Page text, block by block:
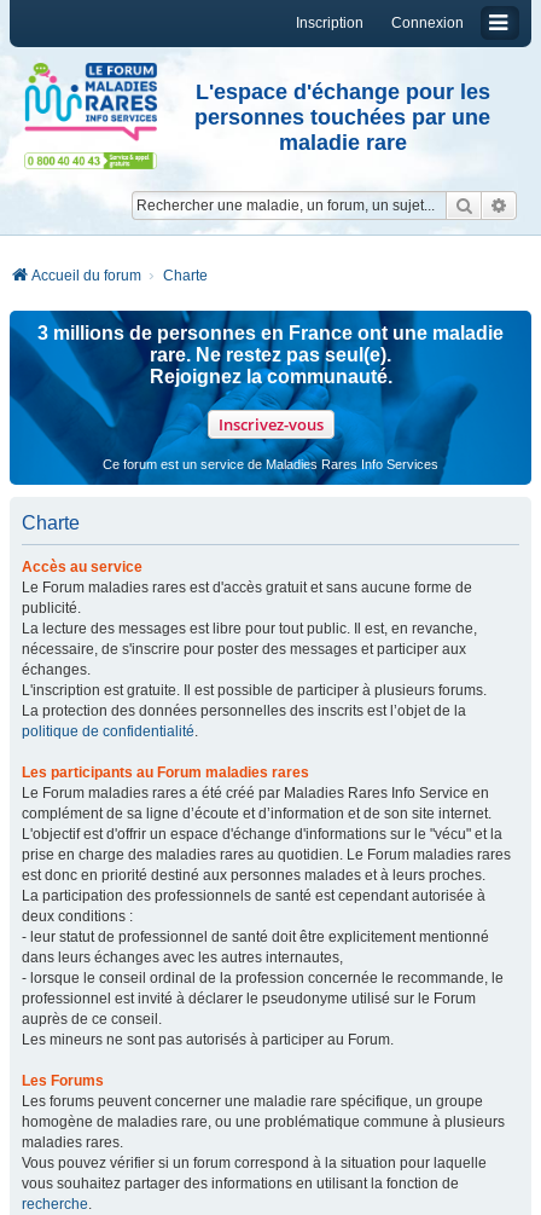
Connexion
Inscription
L'espace d'échange pour les
personnes touchées par une
maladie rare
Accueil du forum Charte
3 millions de personnes en France ont une maladie
rare. Ne restez pas seul(e).
Rejoignez la communauté.
Inscrivez-vous
Ce forum est un service de Maladies Rares Info Services
Charte
Accès au service
Le Forum maladies rares est d'accès gratuit et sans aucune forme de
publicité.
La lecture des messages est libre pour tout public. Il est, en revanche,
nécessaire, de s'inscrire pour poster des messages et participer aux
échanges.
L'inscription est gratuite. Il est possible de participer à plusieurs forums.
La protection des données personnelles des inscrits est l’objet de la
politique de confidentialité.
Les participants au Forum maladies rares
Le Forum maladies rares a été créé par Maladies Rares Info Service en
complément de sa ligne d’écoute et d’information et de son site internet.
L'objectif est d'offrir un espace d'échange d'informations sur le "vécu" et la
prise en charge des maladies rares au quotidien. Le Forum maladies rares
est donc en priorité destiné aux personnes malades et à leurs proches.
La participation des professionnels de santé est cependant autorisée à
deux conditions :
- leur statut de professionnel de santé doit être explicitement mentionné
dans leurs échanges avec les autres internautes,
- lorsque le conseil ordinal de la profession concernée le recommande, le
professionnel est invité à déclarer le pseudonyme utilisé sur le Forum
auprès de ce conseil.
Les mineurs ne sont pas autorisés à participer au Forum.
Les Forums
Les forums peuvent concerner une maladie rare spécifique, un groupe
homogène de maladies rare, ou une problématique commune à plusieurs
maladies rares.
Vous pouvez vérifier si un forum correspond à la situation pour laquelle
vous souhaitez partager des informations en utilisant la fonction de
recherche.